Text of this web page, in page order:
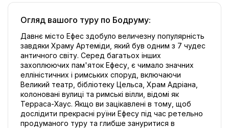
Огляд вашого туру по Бодруму:
Давнє місто Ефес здобуло величезну популярність
завдяки Храму Артеміди, який був одним з 7 чудес
античного світу. Серед багатьох інших
захоплюючих пам'яток Ефесу, є чимало значних
елліністичних і римських споруд, включаючи
Великий театр, бібліотеку Цельса, Храм Адріана,
колоновані вулиці та римські вілли, відомі як
Терраса-Хаус. Якщо ви зацікавлені в тому, щоб
дослідити прекрасні руїни Ефесу під час ретельно
продуманого туру та глибше зануритися в